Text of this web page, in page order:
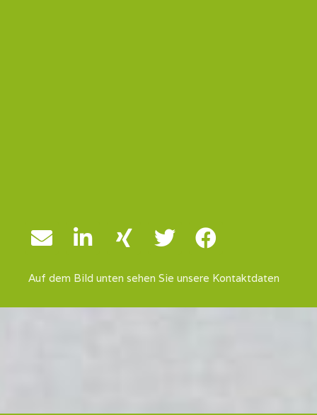
Auf dem Bild unten sehen Sie unsere Kontaktdaten